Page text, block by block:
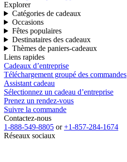
Explorer
Catégories de cadeaux
Occasions
Fêtes populaires
Destinataires des cadeaux
Thèmes de paniers-cadeaux
Liens rapides
Cadeaux d’entreprise
Téléchargement groupé des commandes
Assistant cadeau
Sélectionnez un cadeau d’entreprise
Prenez un rendez-vous
Suivre la commande
Contactez-nous
1-888-549-8805 or+1-857-284-1674
Réseaux sociaux